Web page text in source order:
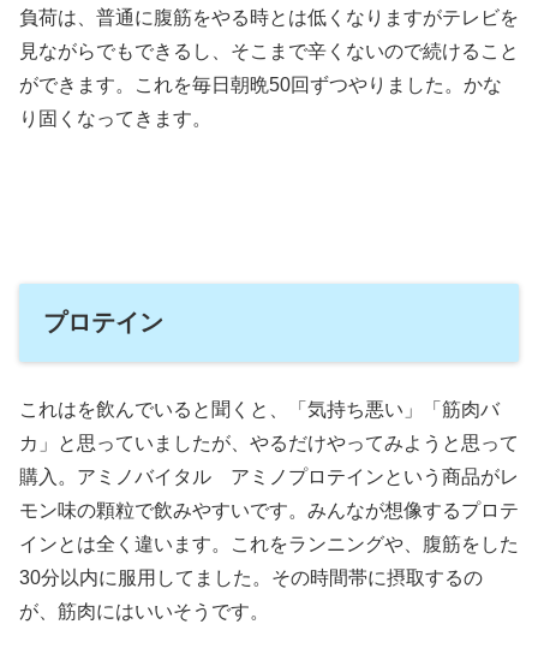
負荷は、普通に腹筋をやる時とは低くなりますがテレビを
見ながらでもできるし、そこまで辛くないので続けること
ができます。これを毎日朝晩50回ずつやりました。かな
り固くなってきます。
プロテイン
これはを飲んでいると聞くと、「気持ち悪い」「筋肉バ
カ」と思っていましたが、やるだけやってみようと思って
購入。アミノバイタル アミノプロテインという商品がレ
モン味の顆粒で飲みやすいです。みんなが想像するプロテ
インとは全く違います。これをランニングや、腹筋をした
30分以内に服用してました。その時間帯に摂取するの
が、筋肉にはいいそうです。